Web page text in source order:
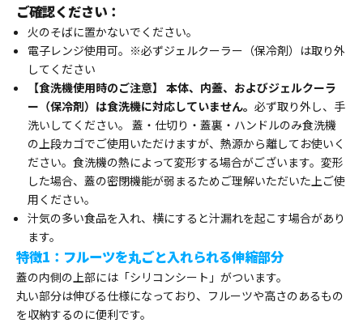
ご確認ください：
火のそばに置かないでください。
電子レンジ使用可。※必ずジェルクーラー（保冷剤）は取り外
してください
【食洗機使用時のご注意】 本体、内蓋、およびジェルクーラ
ー（保冷剤）は食洗機に対応していません。 必ず取り外し、手
洗いしてください。 蓋・仕切り・蓋裏・ハンドルのみ食洗機
の上段カゴでご使用いただけますが、熱源から離してお使いく
ださい。食洗機の熱によって変形する場合がございます。変形
した場合、蓋の密閉機能が弱まるためご理解いただいた上ご使
用ください。
汁気の多い食品を入れ、横にすると汁漏れを起こす場合があり
ます。
特徴1：フルーツを丸ごと入れられる伸縮部分
蓋の内側の上部には「シリコンシート」がついます。
丸い部分は伸びる仕様になっており、フルーツや高さのあるもの
を収納するのに便利です。